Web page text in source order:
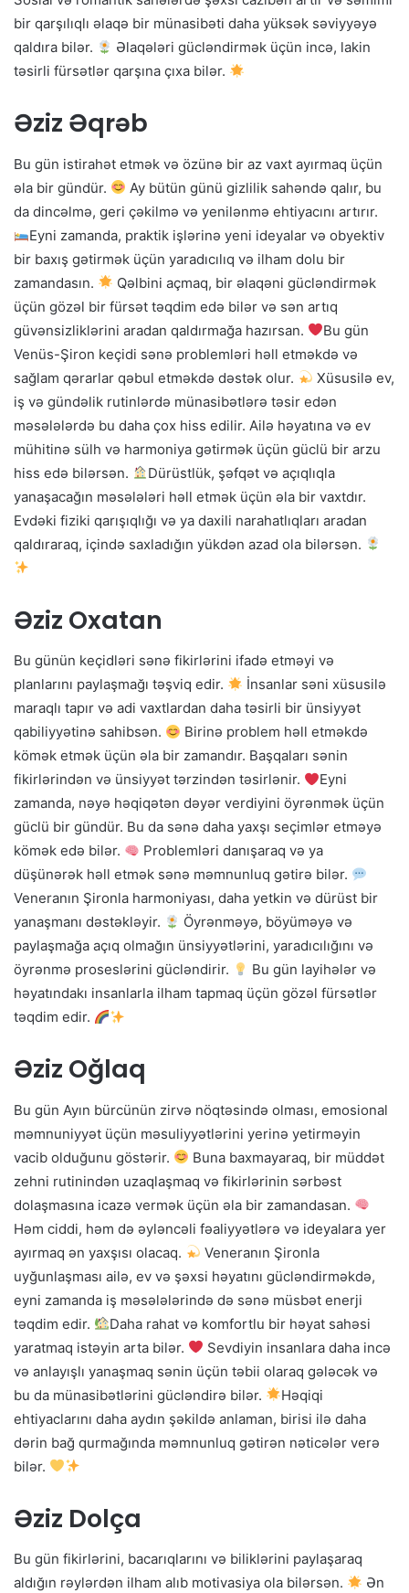
bir qarşılıqlı əlaqə bir münasibəti daha yüksək səviyyəyə
qaldıra bilər.
Əlaqələri gücləndirmək üçün incə, lakin
təsirli fürsətlər qarşına çıxa bilər.
Əziz Əqrəb
Bu gün istirahət etmək və özünə bir az vaxt ayırmaq üçün
əla bir gündür.
Ay bütün günü gizlilik sahəndə qalır, bu
da dincəlmə, geri çəkilmə və yenilənmə ehtiyacını artırır.
Eyni zamanda, praktik işlərinə yeni ideyalar və obyektiv
bir baxış gətirmək üçün yaradıcılıq və ilham dolu bir
zamandasın.
Qəlbini açmaq, bir əlaqəni gücləndirmək
üçün gözəl bir fürsət təqdim edə bilər və sən artıq
güvənsizliklərini aradan qaldırmağa hazırsan.
Bu gün
Venüs-Şiron keçidi sənə problemləri həll etməkdə və
sağlam qərarlar qəbul etməkdə dəstək olur.
Xüsusilə ev,
iş və gündəlik rutinlərdə münasibətlərə təsir edən
məsələlərdə bu daha çox hiss edilir. Ailə həyatına və ev
mühitinə sülh və harmoniya gətirmək üçün güclü bir arzu
hiss edə bilərsən.
Dürüstlük, şəfqət və açıqlıqla
yanaşacağın məsələləri həll etmək üçün əla bir vaxtdır.
Evdəki fiziki qarışıqlığı və ya daxili narahatlıqları aradan
qaldıraraq, içində saxladığın yükdən azad ola bilərsən.
Əziz Oxatan
Bu günün keçidləri sənə fikirlərini ifadə etməyi və
planlarını paylaşmağı təşviq edir.
İnsanlar səni xüsusilə
maraqlı tapır və adi vaxtlardan daha təsirli bir ünsiyyət
qabiliyyətinə sahibsən.
Birinə problem həll etməkdə
kömək etmək üçün əla bir zamandır. Başqaları sənin
fikirlərindən və ünsiyyət tərzindən təsirlənir.
Eyni
zamanda, nəyə həqiqətən dəyər verdiyini öyrənmək üçün
güclü bir gündür. Bu da sənə daha yaxşı seçimlər etməyə
kömək edə bilər.
Problemləri danışaraq və ya
düşünərək həll etmək sənə məmnunluq gətirə bilər.
Veneranın Şironla harmoniyası, daha yetkin və dürüst bir
yanaşmanı dəstəkləyir.
Öyrənməyə, böyüməyə və
paylaşmağa açıq olmağın ünsiyyətlərini, yaradıcılığını və
öyrənmə proseslərini gücləndirir.
Bu gün layihələr və
həyatındakı insanlarla ilham tapmaq üçün gözəl fürsətlər
təqdim edir.
Əziz Oğlaq
Bu gün Ayın bürcünün zirvə nöqtəsində olması, emosional
məmnuniyyət üçün məsuliyyətlərini yerinə yetirməyin
vacib olduğunu göstərir.
Buna baxmayaraq, bir müddət
zehni rutinindən uzaqlaşmaq və fikirlərinin sərbəst
dolaşmasına icazə vermək üçün əla bir zamandasan.
Həm ciddi, həm də əyləncəli fəaliyyətlərə və ideyalara yer
ayırmaq ən yaxşısı olacaq.
Veneranın Şironla
uyğunlaşması ailə, ev və şəxsi həyatını gücləndirməkdə,
eyni zamanda iş məsələlərində də sənə müsbət enerji
təqdim edir.
Daha rahat və komfortlu bir həyat sahəsi
yaratmaq istəyin arta bilər.
Sevdiyin insanlara daha incə
və anlayışlı yanaşmaq sənin üçün təbii olaraq gələcək və
bu da münasibətlərini gücləndirə bilər.
Həqiqi
ehtiyaclarını daha aydın şəkildə anlaman, birisi ilə daha
dərin bağ qurmağında məmnunluq gətirən nəticələr verə
bilər.
Əziz Dolça
Bu gün fikirlərini, bacarıqlarını və biliklərini paylaşaraq
aldığın rəylərdən ilham alıb motivasiya ola bilərsən.
Ən